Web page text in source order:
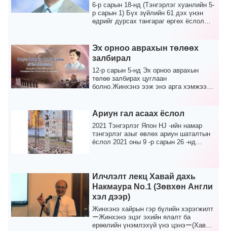
6-р сарын 18-нд (Тэнгэрлэг хуанлийн 5-
р сарын 1) Бүх зүйлийн 61 дэх үнэн
өдрийг дурсах тангараг өргөх ёслол
Эх орноо аврахын төлөөх
залбирал
12-р сарын 5-нд Эх орноо аврахын
төлөө залбирах цуглаан
болно.Жинхэнэ ээж энэ арга хэмжээнд
Ариун гал асаах ёслол
2021 Тэнгэрлэг Япон HJ -ийн намар
тэнгэрлэг азыг өвлөх ариун шаталтын
ёслол 2021 оны 9 -р сарын 26 -нд
Илчлэлт лекц Хавай дахь
Накмаура No.1 (Зөвхөн Англи
хэл дээр)
Жинхэнэ хайрын гэр бүлийн хэрэгжилт
ーЖинхэнэ эцэг эхийн ялалт ба
ерөөлийн үнэмлэхүй үнэ цэнэー(Хавай